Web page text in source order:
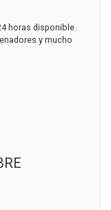
horas disponible.
y mucho